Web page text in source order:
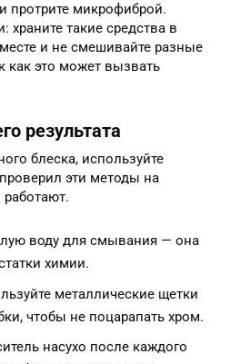
протрите микрофиброй.
храните такие средства в
и не смешивайте разные
как это может вызвать
результата
блеска, используйте
эти методы на
работают.
воду для смывания — она
химии.
металлические щетки
чтобы не поцарапать хром.
насухо после каждого